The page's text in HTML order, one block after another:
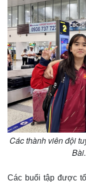
Các thành viên đội
Các buổi tập được